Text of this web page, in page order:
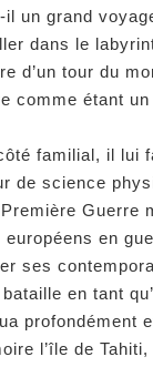
un grand
dans le
d’un tour du
comme étant
familial, il lui
de science
Guerre
en
ses
en tant
profondément
l’île de